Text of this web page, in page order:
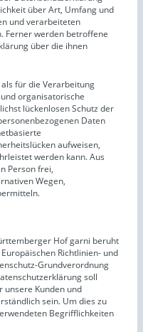
über Art, Umfang und
und verarbeiteten
Ferner werden betroffene
über die ihnen
für die Verarbeitung
organisatorische
lückenlosen Schutz der
Daten
aufweisen,
werden kann. Aus
Person frei,
Wegen,
Hof garni beruht
Richtlinien- und
Grundverordnung
soll
unsere Kunden und
sein. Um dies zu
Begrifflichkeiten